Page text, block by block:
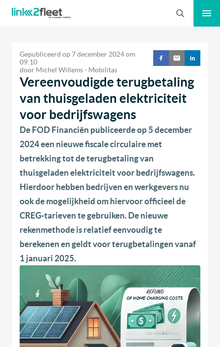
Zoeken
Gepubliceerd op7 december 2024om
09:10
door Michel Willems - Mobilitas
Vereenvoudigde terugbetaling
van thuisgeladen elektriciteit
voor bedrijfswagens
De FOD Financiën publiceerde op 5 december
2024 een nieuwe fiscale circulaire met
betrekking tot de terugbetaling van
thuisgeladen elektriciteit voor bedrijfswagens.
Hierdoor hebben bedrijven en werkgevers nu
ook de mogelijkheid om hiervoor officieel de
CREG-tarieven te gebruiken. De nieuwe
rekenmethode is relatief eenvoudig te
berekenen en geldt voor terugbetalingen vanaf
1 januari 2025.